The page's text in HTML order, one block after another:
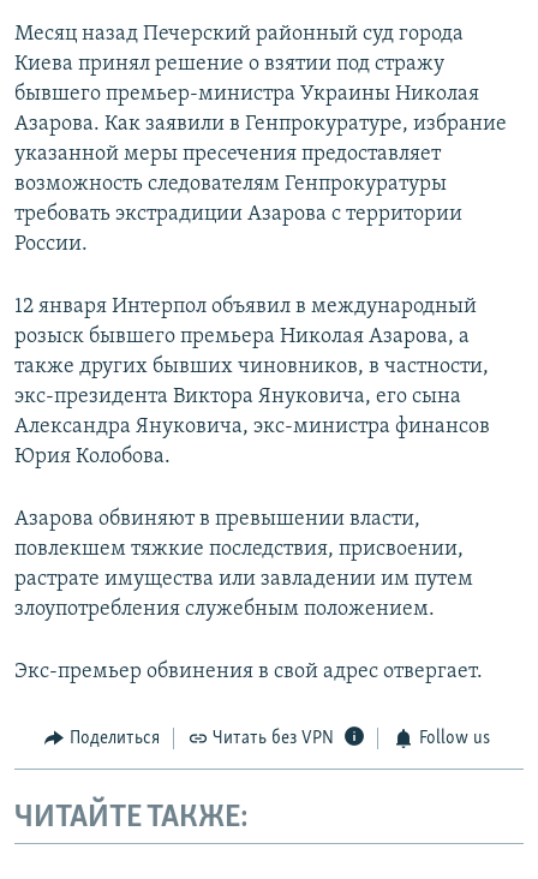
Месяц назад Печерский районный суд города
Киева принял решение о взятии под стражу
бывшего премьер-министра Украины Николая
Азарова. Как заявили в Генпрокуратуре, избрание
указанной меры пресечения предоставляет
возможность следователям Генпрокуратуры
требовать экстрадиции Азарова с территории
России.
12 января Интерпол объявил в международный
розыск бывшего премьера Николая Азарова, а
также других бывших чиновников, в частности,
экс-президента Виктора Януковича, его сына
Александра Януковича, экс-министра финансов
Юрия Колобова.
Азарова обвиняют в превышении власти,
повлекшем тяжкие последствия, присвоении,
растрате имущества или завладении им путем
злоупотребления служебным положением.
Экс-премьер обвинения в свой адрес отвергает.
Поделиться Читать без VPN Follow us
ЧИТАЙТЕ ТАКЖЕ: